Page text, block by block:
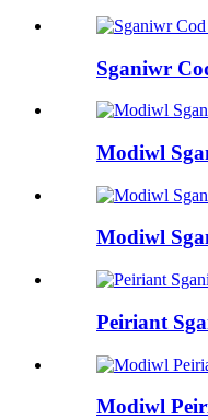
Sganiwr
Modiwl
Modiwl
Peiriant
Modiwl